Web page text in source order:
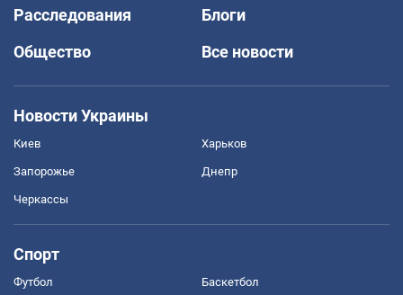
Расследования
Блоги
Общество
Все новости
Новости Украины
Киев Харьков
Запорожье Днепр
Черкассы
Спорт
Футбол Баскетбол